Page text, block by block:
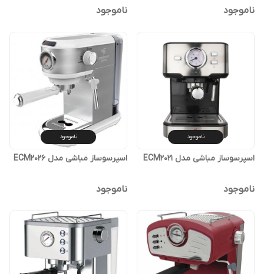
ناموجود ناموجود
ناموجود
اسپرسوساز مباشی مدل ECM2021
ناموجود
ناموجود
اسپرسوساز مباشی مدل ECM2026
ناموجود